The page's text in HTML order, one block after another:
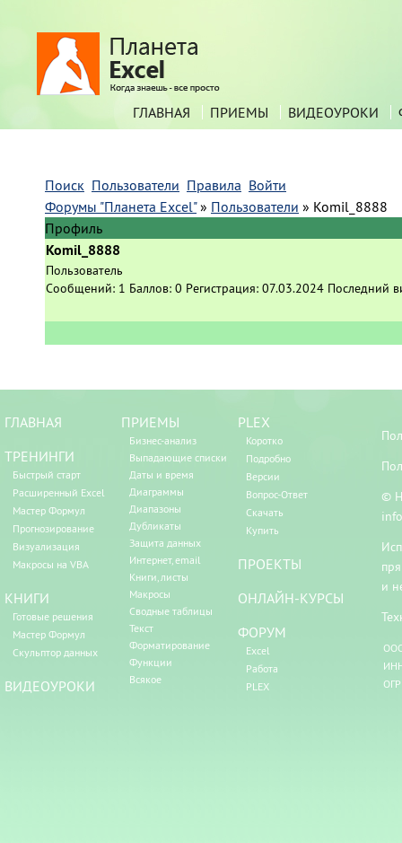
ГЛАВНАЯ ПРИЕМЫ ВИДЕОУРОКИ
Поиск Пользователи Правила Войти
Форумы "Планета Excel" » Пользователи » Komil_8888
Профиль
Komil_8888
Пользователь
Сообщений: 1 Баллов: 0 Регистрация: 07.03.2024 Последний
ГЛАВНАЯ
ТРЕНИНГИ
Быстрый старт
Расширенный Excel
Мастер Формул
Прогнозирование
Визуализация
Макросы на VBA
КНИГИ
Готовые решения
Мастер Формул
Скульптор данных
ВИДЕОУРОКИ
ПРИЕМЫ
Бизнес-анализ
Выпадающие списки
Даты и время
Диаграммы
Диапазоны
Дубликаты
Защита данных
Интернет, email
Книги, листы
Макросы
Сводные таблицы
Текст
Форматирование
Функции
Всякое
PLEX
Коротко
Подробно
Версии
Вопрос-Ответ
Скачать
Купить
ПРОЕКТЫ
ОНЛАЙН-КУРСЫ
ФОРУМ
Excel
Работа
PLEX
©
и